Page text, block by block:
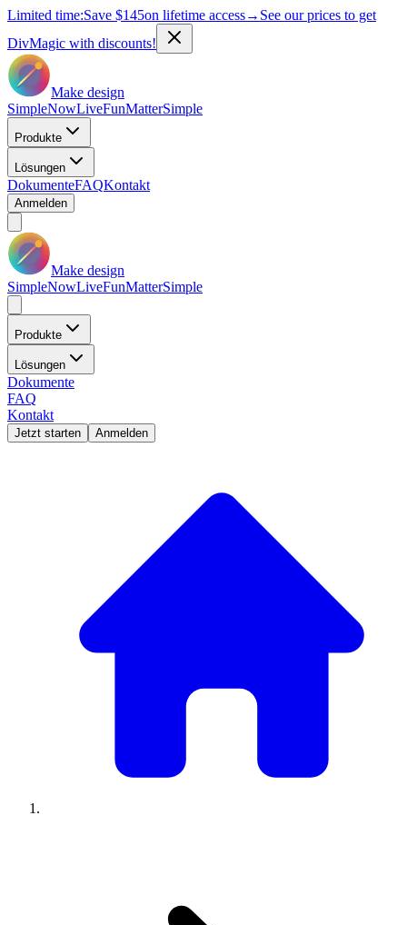
Limited time:Save $145on lifetime access→ See our prices to get
DivMagic with discounts!
Make design
SimpleNowLiveFunMatterSimple
Produkte
Lösungen
DokumenteFAQKontakt
Anmelden
Make design
SimpleNowLiveFunMatterSimple
Produkte
Lösungen
Dokumente
FAQ
Kontakt
Jetzt starten Anmelden